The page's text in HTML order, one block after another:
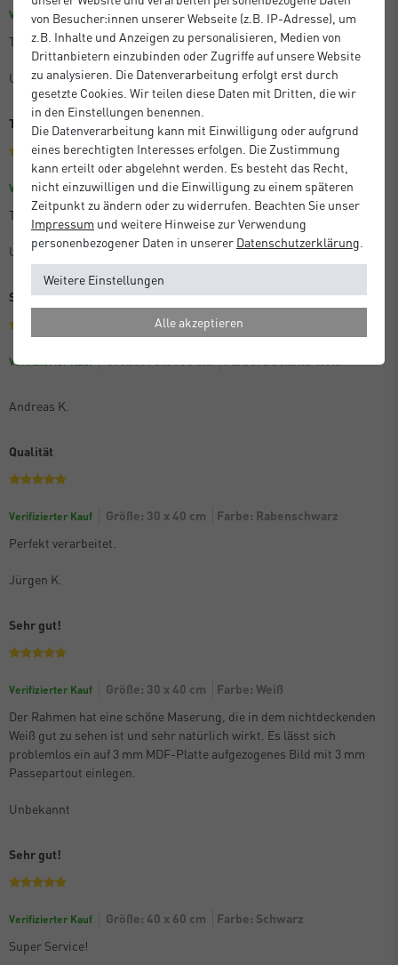
Verifizierter Kauf Größe: 29,7 x 42 cm (A3)
Farbe: Eiche Natur
Tolles Produkt. Kaufe ich seit Jahren.
Unbekannt
Tolles Produkt
Verifizierter Kauf Farbe: Eiche Natur
Größe: 50 x 70 cm
Tolles Produkt. Kaufe ich seit Jahren.
Unbekannt
Sehr schöner Rahmen
Verifizierter Kauf
Andreas K.
Qualität
Verifizierter Kauf Größe: 30 x 40 cm
Farbe: Rabenschwarz
Perfekt verarbeitet.
Jürgen K.
Sehr gut!
Verifizierter Kauf Größe: 30 x 40 cm
Farbe: Weiß
Der Rahmen hat eine schöne Maserung, die in dem nichtdeckenden
Weiß gut zu sehen ist und sehr natürlich wirkt. Es lässt sich
problemlos ein auf 3 mm MDF-Platte aufgezogenes Bild mit 3 mm
Passepartout einlegen.
Unbekannt
Sehr gut!
Verifizierter Kauf Größe: 40 x 60 cm
Farbe: Schwarz
Super Service!
von Besucher:innen unserer Webseite (z.B. IP-Adresse), um
z.B. Inhalte und Anzeigen zu personalisieren, Medien von
Drittanbietern einzubinden oder Zugriffe auf unsere Website
zu analysieren. Die Datenverarbeitung erfolgt erst durch
gesetzte Cookies. Wir teilen diese Daten mit Dritten, die wir
in den Einstellungen benennen.
Die Datenverarbeitung kann mit Einwilligung oder aufgrund
eines berechtigten Interesses erfolgen. Die Zustimmung
kann erteilt oder abgelehnt werden. Es besteht das Recht,
nicht einzuwilligen und die Einwilligung zu einem späteren
Zeitpunkt zu ändern oder zu widerrufen. Beachten Sie unser
Impressum und weitere Hinweise zur Verwendung
personenbezogener Daten in unserer Daten­schutz­erklärung
Weitere Einstellungen
Alle akzeptieren